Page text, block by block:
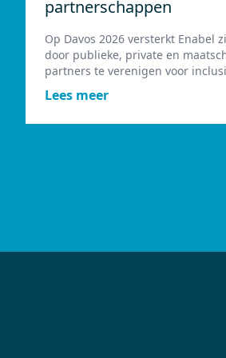
partnerschappen
Op Davos 2026 versterkt Enabel
door publieke, private en
partners te verenigen voor
samenwerking.
Lees meer